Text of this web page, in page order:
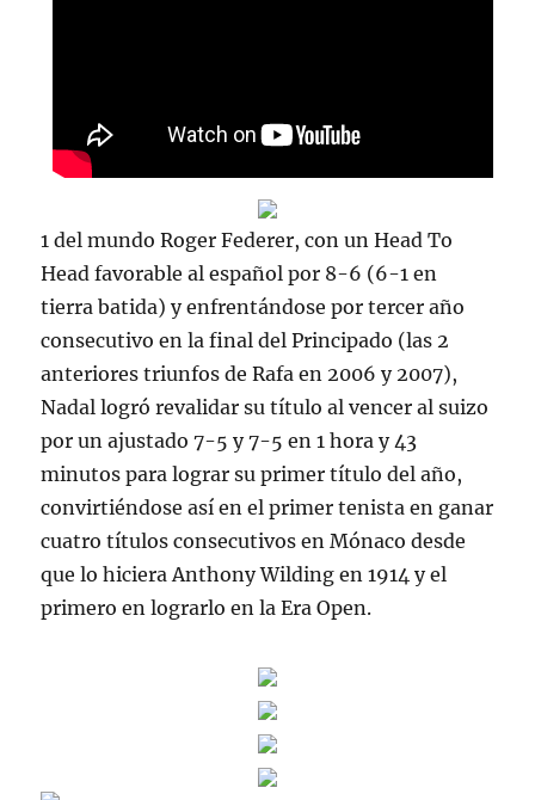
1 del mundo Roger Federer, con un Head To
Head favorable al español por 8-6 (6-1 en
tierra batida) y enfrentándose por tercer año
consecutivo en la final del Principado (las 2
anteriores triunfos de Rafa en 2006 y 2007),
Nadal logró revalidar su título al vencer al suizo
por un ajustado 7-5 y 7-5 en 1 hora y 43
minutos para lograr su primer título del año,
convirtiéndose así en el primer tenista en ganar
cuatro títulos consecutivos en Mónaco desde
que lo hiciera Anthony Wilding en 1914 y el
primero en lograrlo en la Era Open.